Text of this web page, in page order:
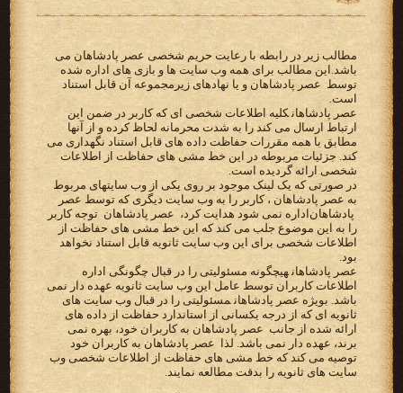
مطالب زیر در رابطه با رعایت حریم شخصی عصر پادشاهان می
باشد.‫این مطالب برای همه وب سایت ها و بازی‬ ‫های اداره شده
توسط ‪ عصر پادشاهان ‬و یا نهادهای زیرمجموعه آن قابل استناد
است‬.
‫‪ عصر پادشاهان‬کلیه اطلاعات شخصی ای که کاربر در ضمن این
‫مطابق با همه مقررات حفاظت داده های قابل استناد نگهداری می
کند. جزئیات مربوطه در این خط مشی های حفاظت از‬ ‫اطلاعات
شخصی ارائه گردیده است.‬
‫در صورتی که یک لینک موجود بر روی یکی از وب سایتهای مربوط
پادشاهان ‬اداره نمی شود هدایت کرد، ‪ عصر پادشاهان ‬ توجه کاربر
را به این موضوع جلب می کند که این خط مشی های‬ ‫حفاظت از
اطلاعات شخصی برای این وب سایت ثانویه قابل استناد نخواهد
بود‬.
‫‪ عصر پادشاهان‬هیچگونه مسئولیتی را در قبال‬ ‫چگونگی اداره
اطلاعات کاربران توسط عامل این وب سایت ثانویه عهده دار نمی
باشد. بویژه ‪ عصر پادشاهان‬مسئولیتی را در قبال‬ ‫وب سایت های
ثانویه ای که از درجه یکسانی از استاندارد حفاظت از داده های
ارائه شده از جانب ‪ عصر پادشاهان ‬به کاربران‬ ‫خود، بهره نمی
برند، عهده دار نمی باشد. لذا ‪ عصر پادشاهان ‬به کاربران خود
توصیه می کند که خط مشی های حفاظت از‬ ‫اطلاعات شخصی وب
سایت های ثانویه را بدقت مطالعه نمایند.‬